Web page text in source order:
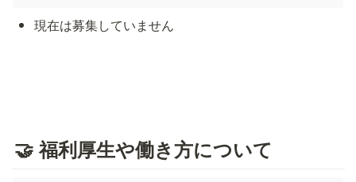
現在は募集していません
🤝 福利厚生や働き方について